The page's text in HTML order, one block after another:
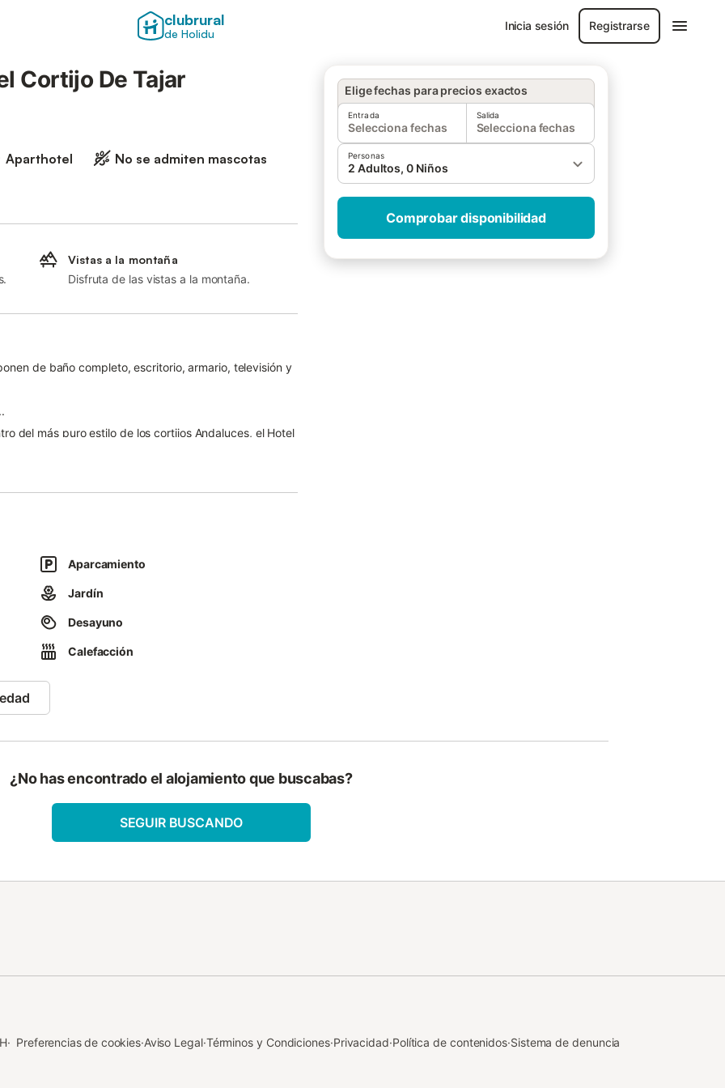
clubrural
de Holidu
Inicia sesión Registrarse
Cortijo De Tajar
Aparthotel
No se admiten mascotas
Vistas a la montaña
Disfruta de las vistas a la montaña.
Elige fechas para precios exactos
Entrada
Selecciona fechas
Salida
Selecciona fechas
Personas
2 Adultos, 0 Niños
Comprobar disponibilidad
de baño completo, escritorio, armario, televisión y
Tajar, cuna del esparrago triguero. Su proximidad
patio andaluz, una terraza jardín con barbacoa para
el delicioso esparrago de Huetor Tajar o las carnes
Aparcamiento
Jardín
Desayuno
Calefacción
¿No has encontrado el alojamiento que buscabas?
SEGUIR BUSCANDO
· Preferencias de cookies·Aviso Legal·Términos y Condiciones·Privacidad·Política de contenidos·Sistema de denuncia